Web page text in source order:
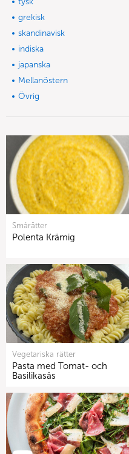
grekisk
skandinavisk
indiska
japanska
Mellanöstern
Övrig
Smårätter
Polenta Krämig
Vegetariska rätter
Pasta med Tomat- och
Basilikasås